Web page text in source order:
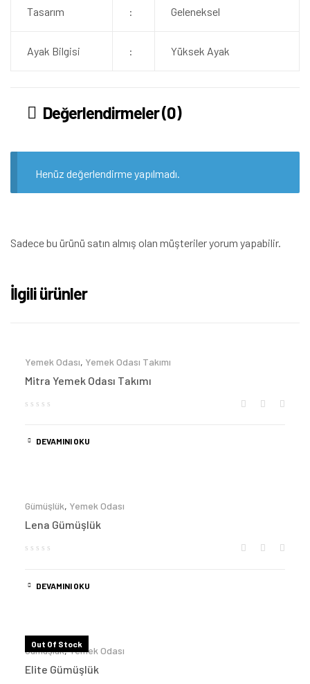
Tasarım : Geleneksel
Ayak Bilgisi : Yüksek Ayak
Değerlendirmeler (0)
Henüz değerlendirme yapılmadı.
Sadece bu ürünü satın almış olan müşteriler yorum yapabilir.
İlgili ürünler
Yemek Odası, Yemek Odası Takımı
Mitra Yemek Odası Takımı
DEVAMINI OKU
Gümüşlük, Yemek Odası
Lena Gümüşlük
DEVAMINI OKU
Out Of Stock
Gümüşlük,Yemek Odası
Elite Gümüşlük